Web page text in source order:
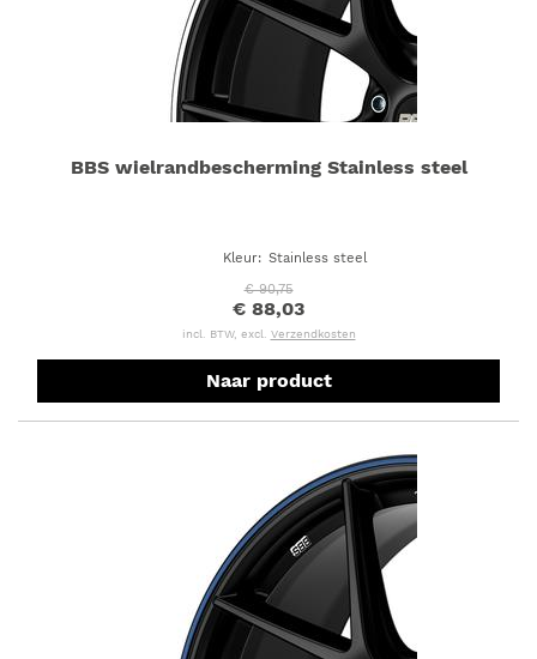
BBS wielrandbescherming Stainless steel
Kleur: Stainless steel
€ 90,75
€ 88,03
incl. BTW, excl. Verzendkosten
Naar product